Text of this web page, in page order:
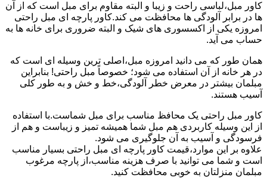
کاور مبل،لباسی راحت و زیبا و البته مقاوم برای مبل است که از آن
ها در برابر آلودگی ها محافظت می کند.کاور پارچه ای مبل راحتی
امروزه یکی از اکسسوری های شیک و البته ضروری برای خانه ها به
حساب می آید.
همان طور که می دانید امروزه مبل،اصلی ترین وسیله ای است که
در هر خانه از آن استفاده می شود؛ خصوصاً مبل راحتی! بنابراین
مبلمان بیشتر در معرض خطر آلودگی،خط و خش و به طور کلی
آسیب هستند.
کاور مبل راحتی یک محافظ مناسب برای مبل شماست.با استفاده
از این وسیله کاربردی هم مبل شما همیشه تمیز و زیباست و هم از
فرسودگی و آسیب به آن جلوگیری می شود.
علاوه بر این موارد،قیمت کاور پارچه ای مبل راحتی بسیار مناسب
است و شما می توانید با صرف هزینه مناسب،از پارچه مرغوب
مبلمان منزلتان به خوبی محافظت کنید.